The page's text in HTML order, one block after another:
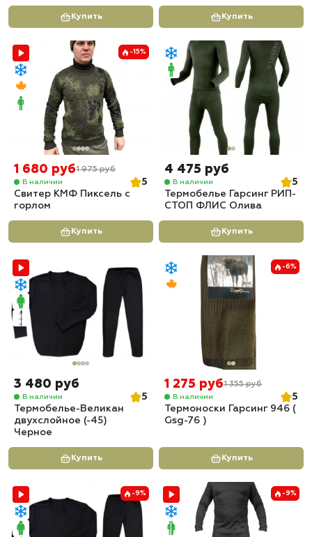
Купить Купить
-15%
1 680 руб1 975 руб
В наличии
5
Свитер КМФ Пиксель с
горлом
Купить
4 475 руб
В наличии
5
Термобелье Гарсинг РИП-
СТОП ФЛИС Олива
Купить
3 480 руб
В наличии
5
Термобелье-Великан
двухслойное (-45)
Черное
Купить
-6%
1 275 руб1 355 руб
В наличии
5
Термоноски Гарсинг 946 (
Gsg-76 )
Купить
-9% -9%